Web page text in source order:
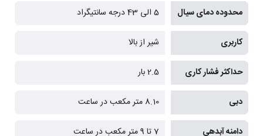
محدوده دمای سیال 5 الی 43 درجه سانتیگراد
کاربری شیر از بالا
حداکثر فشار کاری 2.5 بار
دبی 8.10 متر مکعب در ساعت
دامنه آبدهی 7 تا 9 متر مکعب در ساعت